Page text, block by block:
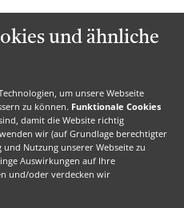
und ähnliche
um unsere Webseite
zu können. Funktionale Cookies
damit die Website richtig
wir (auf Grundlage berechtigter
Nutzung unserer Webseite zu
Auswirkungen auf Ihre
und/oder verdecken wir